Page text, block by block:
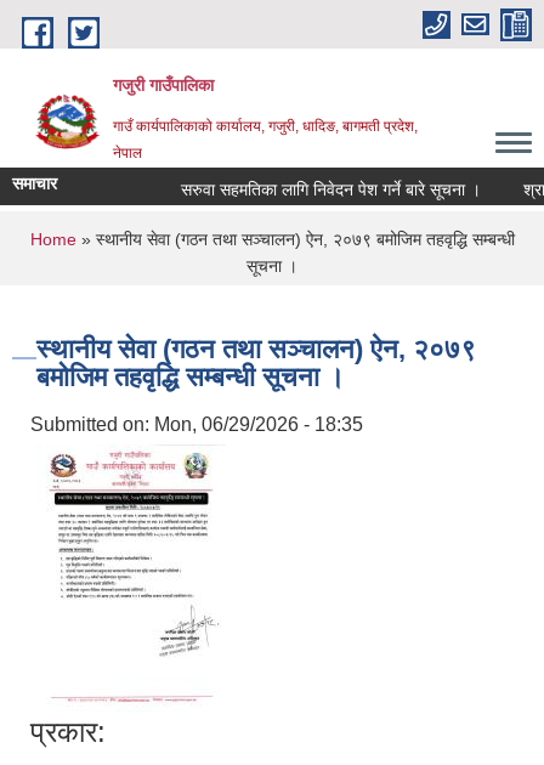
Skip to main content
गजुरी गाउँपालिका
गाउँ कार्यपालिकाको कार्यालय, गजुरी, धादिङ, बागमती प्रदेश,
नेपाल
समाचार सरुवा सहमतिका लागि निवेदन पेश गर्ने बारे सूचना ।
You are here
Home» स्थानीय सेवा (गठन तथा सञ्‍चालन) ऐन, २०७९ बमोजिम तहवृद्धि सम्बन्धी
सूचना ।
स्थानीय सेवा (गठन तथा सञ्‍चालन) ऐन, २०७९
बमोजिम तहवृद्धि सम्बन्धी सूचना ।
Submitted on: Mon, 06/29/2026 - 18:35
प्रकार: